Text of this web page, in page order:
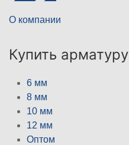
О компании
Купить арматуру
6 мм
8 мм
10 мм
12 мм
Оптом